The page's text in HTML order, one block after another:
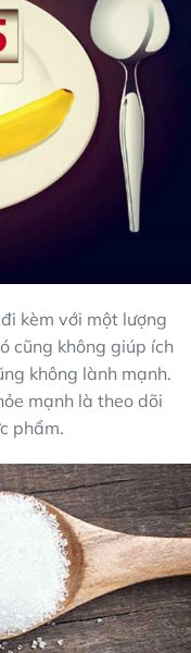
kèm với một lượng
cũng không giúp ích
không lành mạnh.
mạnh là theo dõi
phẩm.